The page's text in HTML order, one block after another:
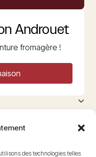
des technologies telles
Androuet
fromagère !